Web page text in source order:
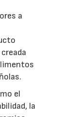
a
el
la